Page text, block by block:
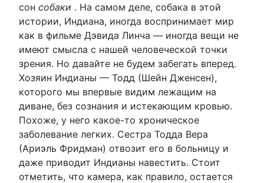
сон собаки . На самом деле, собака в этой
истории, Индиана, иногда воспринимает мир
как в фильме Дэвида Линча — иногда вещи не
имеют смысла с нашей человеческой точки
зрения. Но давайте не будем забегать вперед.
Хозяин Индианы — Тодд (Шейн Дженсен),
которого мы впервые видим лежащим на
диване, без сознания и истекающим кровью.
Похоже, у него какое-то хроническое
заболевание легких. Сестра Тодда Вера
(Ариэль Фридман) отвозит его в больницу и
даже приводит Индианы навестить. Стоит
отметить, что камера, как правило, остается